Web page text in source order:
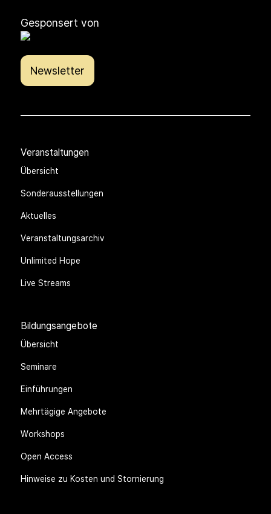
Gesponsert von
Newsletter
Veranstaltungen
Übersicht
Sonderausstellungen
Aktuelles
Veranstaltungsarchiv
Unlimited Hope
Live Streams
Bildungsangebote
Übersicht
Seminare
Einführungen
Mehrtägige Angebote
Workshops
Open Access
Hinweise zu Kosten und Stornierung